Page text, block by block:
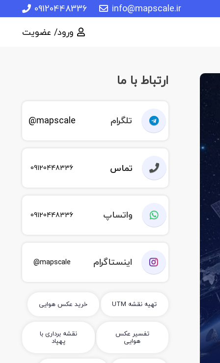
info@mapscale.ir
09120448336
ورود/ عضویت
ارتباط با ما
تلگرام mapscale@
تماس 09120448336
واتساپ 09120448336
اینستاگرام mapscale@
تهیه نقشه UTM خرید عکس هوایی
تفسیر عکس
هوایی
نقشه برداری با
پهپاد